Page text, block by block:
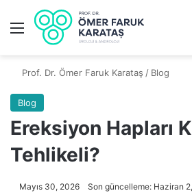
Prof. Dr. Ömer Faruk Karataş / Blog
Blog
Ereksiyon Hapları
Tehlikeli?
Mayıs 30, 2026 Son güncelleme: Haziran